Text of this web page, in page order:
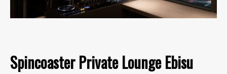
Spincoaster Private Lounge Ebisu